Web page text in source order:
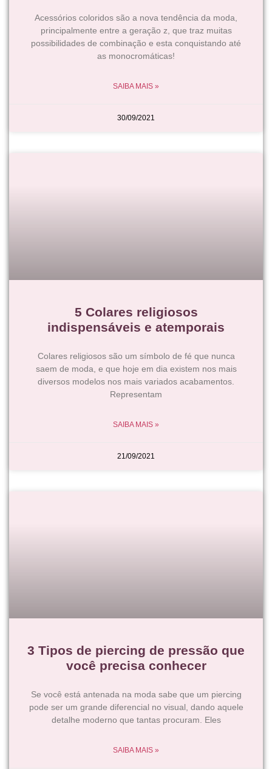
Acessórios coloridos são a nova tendência da moda,
principalmente entre a geração z, que traz muitas
possibilidades de combinação e esta conquistando até
as monocromáticas!
SAIBA MAIS »
30/09/2021
5 Colares religiosos
indispensáveis e atemporais
Colares religiosos são um símbolo de fé que nunca
saem de moda, e que hoje em dia existem nos mais
diversos modelos nos mais variados acabamentos.
Representam
SAIBA MAIS »
21/09/2021
3 Tipos de piercing de pressão que
você precisa conhecer
Se você está antenada na moda sabe que um piercing
pode ser um grande diferencial no visual, dando aquele
detalhe moderno que tantas procuram. Eles
SAIBA MAIS »